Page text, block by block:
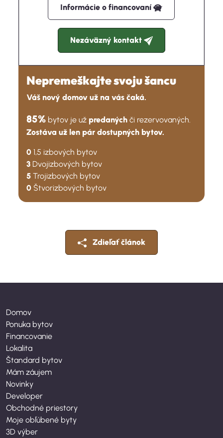
Informácie o financovaní
Nezáväzný kontakt
Nepremeškajte svoju šancu
Váš nový domov už na vás čaká.
85% bytov je už predaných či rezervovaných.
Zostáva už len pár dostupných bytov.
0 1,5 izbových bytov
3 Dvojizbových bytov
5 Trojizbových bytov
0 Štvorizbových bytov
Zdieľať článok
Domov
Ponuka bytov
Financovanie
Lokalita
Štandard bytov
Mám záujem
Novinky
Developer
Obchodné priestory
Moje obľúbené byty
3D výber